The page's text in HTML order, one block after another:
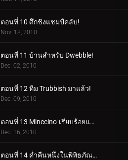
ตอนที่ 10 ศึกชิงแชมป์คลับ!
Nov. 18, 2010
ตอนที่ 11 บ้านสำหรับ Dwebble!
Dec. 02, 2010
ตอนที่ 12 ทีม Trubbish มาแล้ว!
Dec. 09, 2010
ตอนที่ 13 Minccino-เรียบร้อยและเป็นระเบียบเรียบร้อย!
Dec. 16, 2010
ตอนที่ 14 ค่ำคืนหนึ่งในพิพิธภัณฑ์เมือง Nacrene!